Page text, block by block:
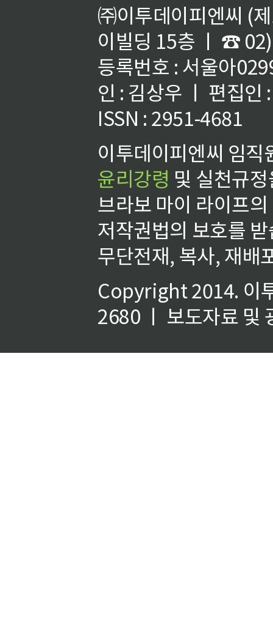
㈜이투데이피엔씨 (
이빌딩 15층 ㅣ ☎
등록번호 : 서울아
인 : 김상우 ㅣ 편집인
ISSN : 2951-4681
이투데이피엔씨 임
윤리강령 및 실천규
브라보 마이 라이프
저작권법의 보호를
무단전재, 복사, 재배
Copyright 2014. 이
2680 ㅣ 보도자료